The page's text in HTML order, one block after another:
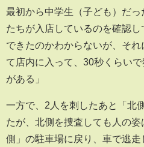
最初から中学生（子ども）だ
たちが入店しているのを確認
できたのかわからないが、そ
て店内に入って、30秒くらい
がある」
一方で、2人を刺したあと「北
たが、北側を捜査しても人の
側」の駐車場に戻り、車で逃走